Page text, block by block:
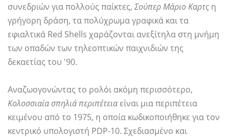
συνεδριών για πολλούς παίκτες, Σούπερ Μάριο Καρτς η
γρήγορη δράση, τα πολύχρωμα γραφικά και τα
εφιαλτικά Red Shells χαράζονται ανεξίτηλα στη μνήμη
των οπαδών των τηλεοπτικών παιχνιδιών της
δεκαετίας του '90.
Αναζωογονώντας το ρολόι ακόμη περισσότερο,
Κολοσσιαία σπηλιά περιπέτειαείναι μια περιπέτεια
κειμένου από το 1975, η οποία κωδικοποιήθηκε για τον
κεντρικό υπολογιστή PDP-10. Σχεδιασμένο και